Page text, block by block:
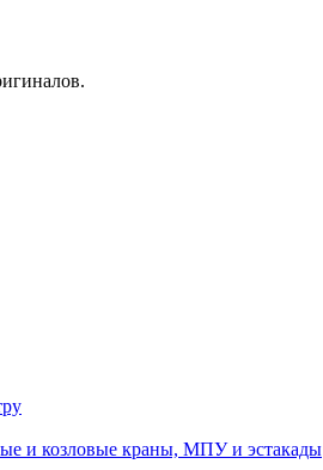
и козловые краны, МПУ и эстакады